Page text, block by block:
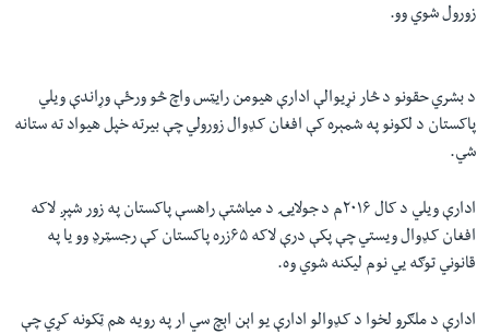
زورول شوي وو.
د بشري حقونو د څار نړیوالې ادارې هیومن رایټس واچ څو ورځې وړاندې ویلي
پاکستان د لکونو په شمېره کې افغان کډوال زورولي چې بیرته خپل هیواد ته ستانه
شي.
ادارې ویلي د کال ۲۰۱۶م د جولایۍ د میاشتې راهسې پاکستان په زور شپږ لاکه
افغان کډوال ویستي چې پکې درې لاکه ۶۵زره پاکستان کې رجسټرډ وو یا په
قانوني توګه يي نوم لیکنه شوي وه.
ادارې د ملګرو لخوا د کډوالو ادارې يو اېن اېچ سي ار په رويه هم ټکونه کړي چې